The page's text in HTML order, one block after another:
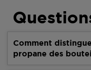
Comment
propane des